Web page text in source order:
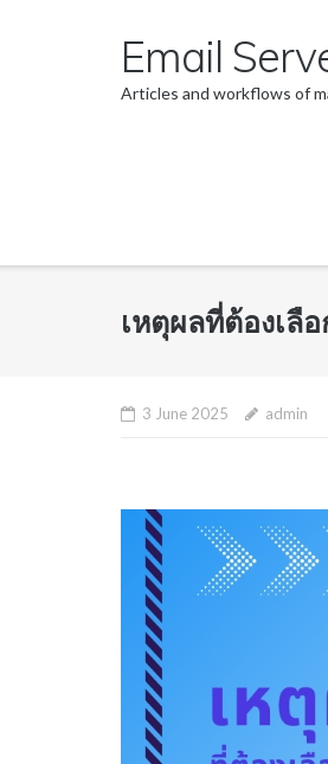
Email
Articles and workflows of
เหตุผลที่ต้องเลื
3 June 2025 admin